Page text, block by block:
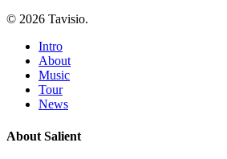
© 2026 Tavisio.
Close
Menu
Intro
About
Music
Tour
News
About Salient